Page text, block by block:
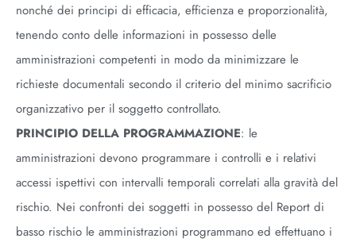
nonché dei principi di efficacia, efficienza e proporzionalità,
tenendo conto delle informazioni in possesso delle
amministrazioni competenti in modo da minimizzare le
richieste documentali secondo il criterio del minimo sacrificio
organizzativo per il soggetto controllato.
PRINCIPIO DELLA PROGRAMMAZIONE: le
amministrazioni devono programmare i controlli e i relativi
accessi ispettivi con intervalli temporali correlati alla gravità del
rischio. Nei confronti dei soggetti in possesso del Report di
basso rischio le amministrazioni programmano ed effettuano i